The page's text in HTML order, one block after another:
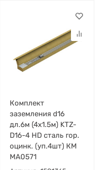
Комплект
заземления d16
дл.6м (4х1.5м) KTZ-
D16-4 HD сталь гор.
оцинк. (уп.4шт) КМ
MA0571